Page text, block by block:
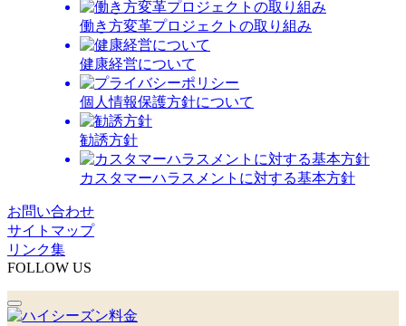
働き方変革プロジェクトの取り組み
健康経営について
個人情報保護方針について
勧誘方針
カスタマーハラスメントに対する基本方針
お問い合わせ
サイトマップ
リンク集
FOLLOW US